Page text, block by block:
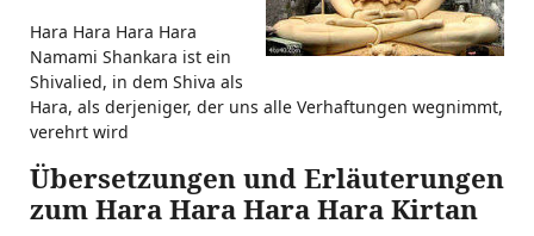
Hara Hara Hara Hara
Namami Shankara ist ein
Shivalied, in dem Shiva als
Hara, als derjeniger, der uns alle Verhaftungen wegnimmt,
verehrt wird
Übersetzungen und Erläuterungen
zum Hara Hara Hara Hara Kirtan